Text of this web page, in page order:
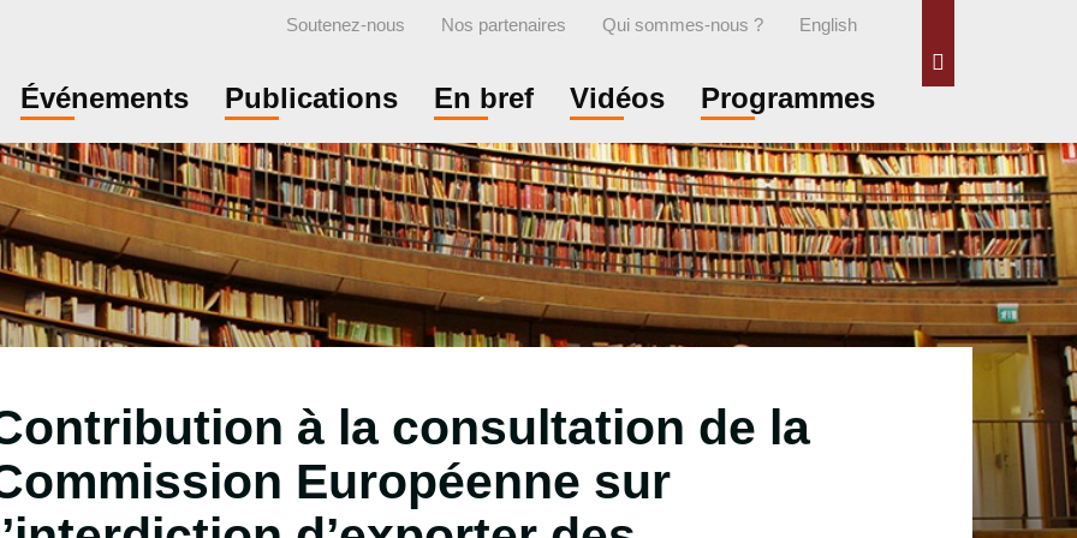
Soutenez-nous Nos partenaires Qui sommes-nous ? English
Événements Publications En bref Vidéos Programmes
à la consultation de la
Européenne sur